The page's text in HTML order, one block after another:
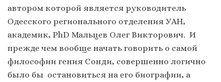
автором которой является руководитель
Одесского регионального отделения УАН,
академик, PhD Мальцев Олег Викторович. И
прежде чем вообще начать говорить о самой
философии гения Сонди, совершенно логично
было бы остановиться на его биографии, а